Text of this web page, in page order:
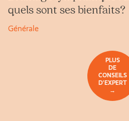
quels sont ses bienfaits?
Générale
PLUS
DE
CONSEILS
D'EXPERT
→